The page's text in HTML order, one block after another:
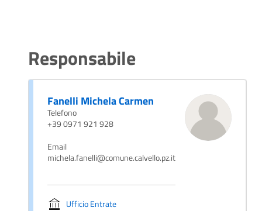
Responsabile
Fanelli Michela Carmen
Telefono
+39 0971 921 928
Email
michela.fanelli@comune.calvello.pz.it
Ufficio Entrate